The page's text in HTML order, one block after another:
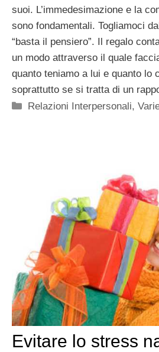
suoi. L’immedesimazione e la
sono fondamentali. Togliamoci
“basta il pensiero”. Il regalo
un modo attraverso il quale
quanto teniamo a lui e quanto lo
soprattutto se si tratta di un
Categorie
Relazioni Interpersonali,
Evitare lo stress